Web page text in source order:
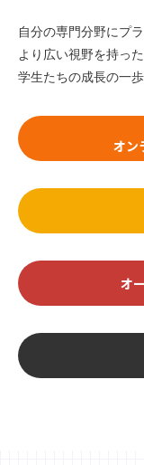
自分の専門分野にプ
より広い視野を持っ
学生たちの成長の一
オン
オ